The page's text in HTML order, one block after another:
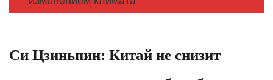
Си Цзиньпин: Китай не снизит